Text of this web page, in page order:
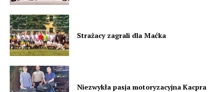
Strażacy zagrali dla Maćka
Niezwykła pasja motoryzacyjna Kacpra